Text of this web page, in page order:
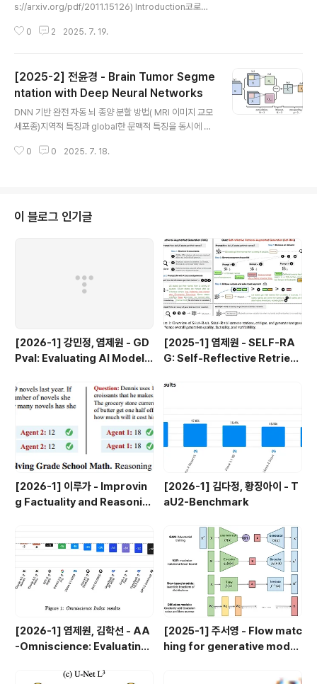
s://arxiv.org/pdf/2011.15126) Introduction코로나
지만 인터넷 인프라가 부족하거나 Bandwidth가 부족한
굴 이미지만으로 실제처럼 말하는 영상을 생성하는 방법을
제안한다. 기존의 얼굴 합성 (synthesizing) 방식은 크게
두 가지로 나눌 수 있다:3D 기반 모델 : 얼굴의 입체 구조를
잘 반영하지만 학습 비용이 높고 복잡하다2D 기반 모델 :
학습 효율은 좋지만 입체적인 정보를 보존하지 못해 대부
분 정면 얼굴에만 국..
0 2 2025. 7. 19.
[2025-2] 전윤경 - Brain Tumor Segme
ntation with Deep Neural Networks
DNN 기반 완전 자동 뇌 종양 분할 방법( MRI 이미지 교모
세포종)지역적 특징과 global한 문맥적 특징을 동시에 활
2단계 훈련 절차 CNN 합성곱 신경망 접근법 데이터셋각
활성화 함수(Maxout 비선형성)공간 위치에 대해 특징 맵
O에서 최대값을 취함3. Max pooling: 각 특징 map 내
의 서브 윈도우에서 최대 특징 값 마지막 합성곱 레이어를
합성곱 출력 레이어에 연결->소프트맥스 비선형성->레이
블에 대한 다항 분포로 정규화 TwoPathC..
0 0 2025. 7. 18.
이 블로그 인기글
[2026-1] 강민정, 염제원 - GD
Pval: Evaluating AI Model P
d Economically Valuable T
asks
[2025-1] 염제원 - SELF-RA
G: Self-Reflective Retrieva
[2026-1] 이루가 - Improvin
g Factuality and Reasonin
[2026-1] 김다정, 황징아이 - T
aU2-Benchmark
[2026-1] 염제원, 김학선 - AA
-Omniscience: Evaluating
Reliability in Large Langua
[2025-1] 주서영 - Flow matc
hing for generative modeli